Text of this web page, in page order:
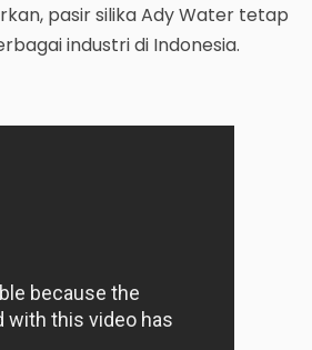
pasir silika Ady Water tetap
industri di Indonesia.